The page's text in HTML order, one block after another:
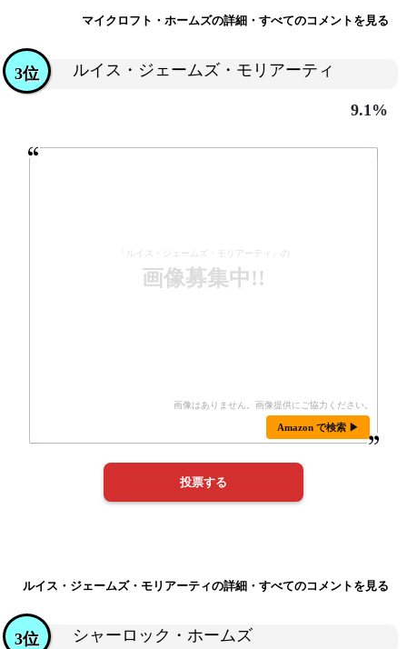
マイクロフト・ホームズの詳細・すべてのコメントを見る
ルイス・ジェームズ・モリアーティ
3位
9.1%
「ルイス・ジェームズ・モリアーティ」の
画像募集中!!
Amazon で検索 ▶
ルイス・ジェームズ・モリアーティの詳細・すべてのコメントを見る
シャーロック・ホームズ
3位